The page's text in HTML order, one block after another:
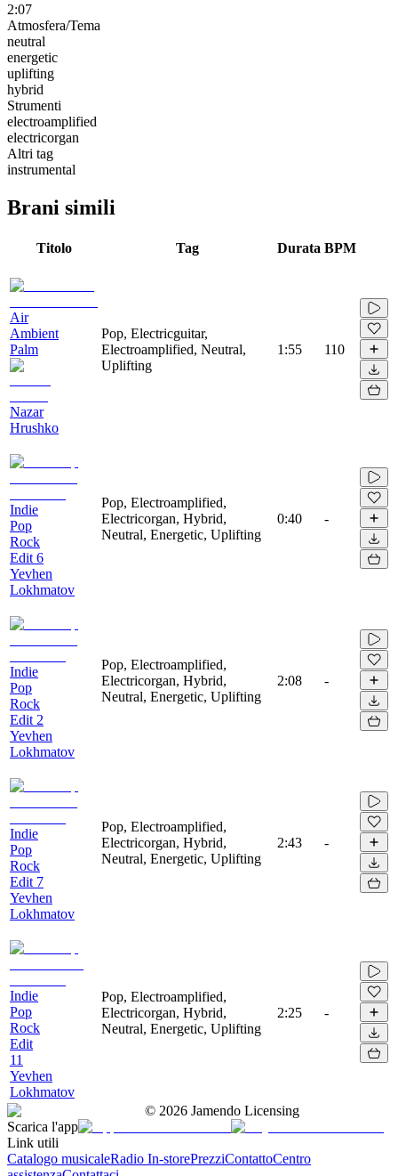
2:07
Atmosfera/Tema
neutral
energetic
uplifting
hybrid
Strumenti
electroamplified
electricorgan
Altri tag
instrumental
Brani simili
Titolo Tag Durata BPM
Air
Ambient
Palm
Nazar
Hrushko
Pop, Electricguitar,
Electroamplified, Neutral,
Uplifting
1:55 110
Indie
Pop
Rock
Edit 6
Yevhen
Lokhmatov
Pop, Electroamplified,
Electricorgan, Hybrid,
Neutral, Energetic, Uplifting
0:40 -
Indie
Pop
Rock
Edit 2
Yevhen
Lokhmatov
Pop, Electroamplified,
Electricorgan, Hybrid,
Neutral, Energetic, Uplifting
2:08 -
Indie
Pop
Rock
Edit 7
Yevhen
Lokhmatov
Pop, Electroamplified,
Electricorgan, Hybrid,
Neutral, Energetic, Uplifting
2:43 -
Indie
Pop
Rock
Edit
11
Yevhen
Lokhmatov
Pop, Electroamplified,
Electricorgan, Hybrid,
Neutral, Energetic, Uplifting
2:25 -
© 2026 Jamendo Licensing
Scarica l'app
Link utili
Catalogo musicaleRadio In-storePrezziContattoCentro